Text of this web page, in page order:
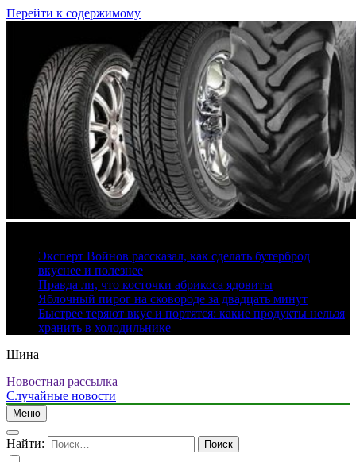
Перейти к содержимому
Эксперт Войнов рассказал, как сделать бутерброд
вкуснее и полезнее
Правда ли, что косточки абрикоса ядовиты
Яблочный пирог на сковороде за двадцать минут
Быстрее теряют вкус и портятся: какие продукты нельзя
хранить в холодильнике
Шина
Новостная рассылка
Случайные новости
Меню
Найти: